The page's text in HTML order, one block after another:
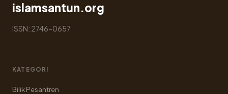
islamsantun.org
ISSN: 2746-0657
KATEGORI
Bilik Pesantren